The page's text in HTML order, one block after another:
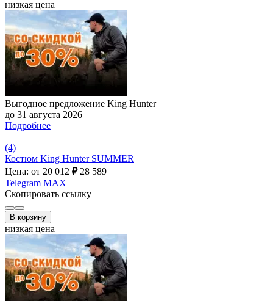
низкая цена
Выгодное предложение King Hunter
до 31 августа 2026
Подробнее
(4)
Костюм King Hunter SUMMER
Цена: от 20 012 ₽ 28 589
Telegram MAX
Скопировать ссылку
В корзину
низкая цена